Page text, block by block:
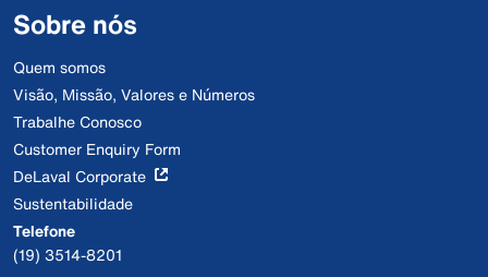
Sobre nós
Quem somos
Visão, Missão, Valores e Números
Trabalhe Conosco
Customer Enquiry Form
DeLaval Corporate
Sustentabilidade
Telefone
(19) 3514-8201